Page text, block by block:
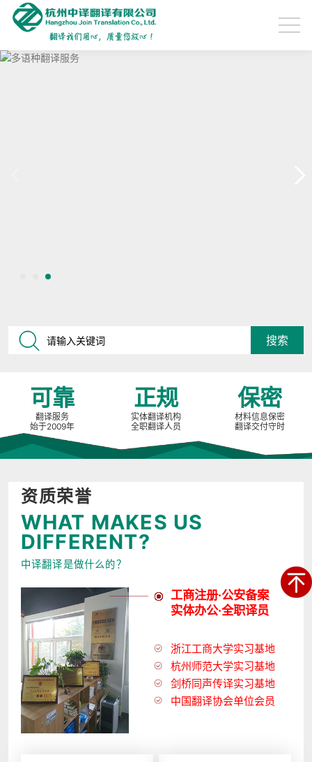
可靠
翻译服务
始于2009年
正规
实体翻译机构
全职翻译人员
保密
材料信息保密
翻译交付守时
资质荣誉
WHAT MAKES US
DIFFERENT?
中译翻译是做什么的？
工商注册·公安备案
实体办公·全职译员
浙江工商大学实习基地
杭州师范大学实习基地
剑桥同声传译实习基地
中国翻译协会单位会员